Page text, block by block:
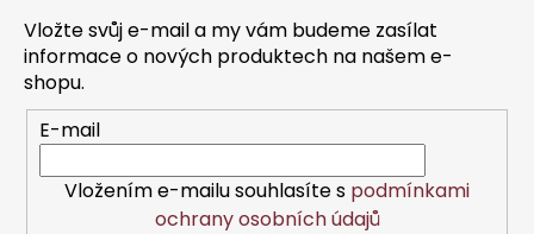
Vložte svůj e-mail a my vám budeme zasílat
informace o nových produktech na našem e-
shopu.
E-mail
Vložením e-mailu souhlasíte s podmínkami
ochrany osobních údajů